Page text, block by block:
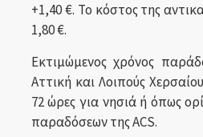
+1,40 €. Το κόστος της
1,80 €.
Εκτιμώμενος χρόνος
Αττική και Λοιπούς
72 ώρες για νησιά ή όπως
παραδόσεων της ACS.